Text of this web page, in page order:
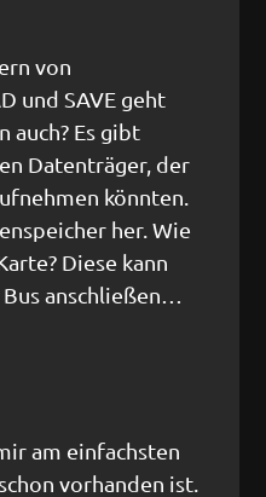
von
und SAVE geht
auch? Es gibt
Datenträger, der
könnten.
her. Wie
Diese kann
anschließen…
am einfachsten
vorhanden ist.